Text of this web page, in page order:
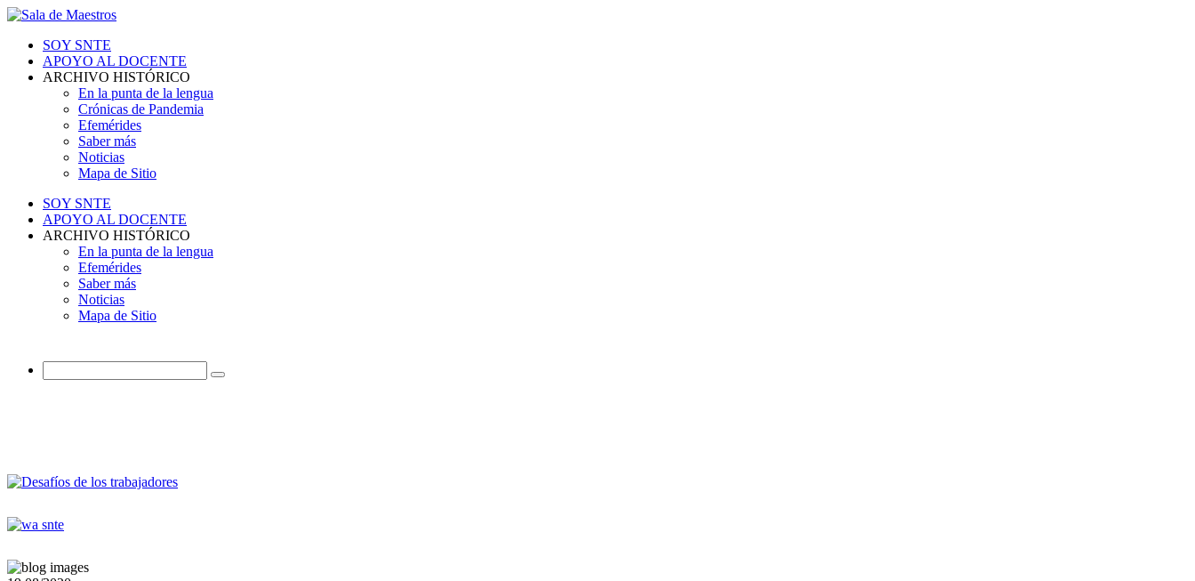
SOY SNTE
APOYO AL DOCENTE
ARCHIVO HISTÓRICO
En la punta de la lengua
Crónicas de Pandemia
Efemérides
Saber más
Noticias
Mapa de Sitio
SOY SNTE
APOYO AL DOCENTE
ARCHIVO HISTÓRICO
En la punta de la lengua
Efemérides
Saber más
Noticias
Mapa de Sitio